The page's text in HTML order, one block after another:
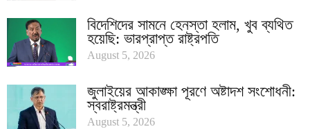
বিদেশিদের সামনে হেনস্তা হলাম, খুব ব্যথিত
হয়েছি: ভারপ্রাপ্ত রাষ্ট্রপতি
August 5, 2026
জুলাইয়ের আকাঙ্ক্ষা পূরণে অষ্টাদশ সংশোধনী:
স্বরাষ্ট্রমন্ত্রী
August 5, 2026